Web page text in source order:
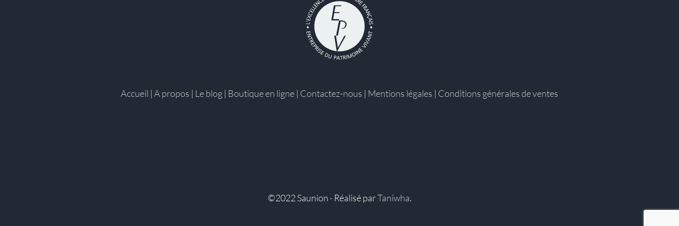
Accueil | A propos | Le blog | Boutique en ligne | Contactez-nous | Mentions légales | Conditions générales de ventes
©2022 Saunion · Réalisé parTaniwha.